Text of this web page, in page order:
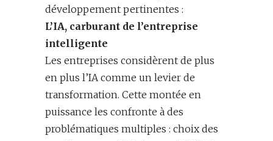
développement pertinentes :
L’IA, carburant de l’entreprise
intelligente
Les entreprises considèrent de plus
en plus l’IA comme un levier de
transformation. Cette montée en
puissance les confronte à des
problématiques multiples : choix des